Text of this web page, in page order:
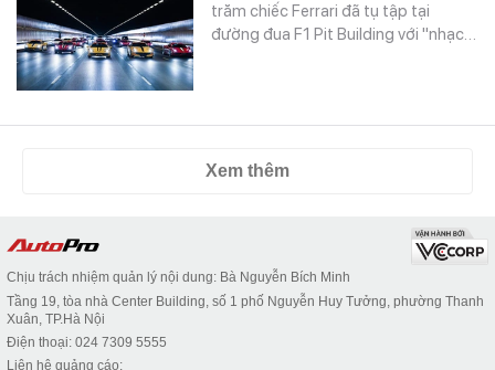
trăm chiếc Ferrari đã tụ tập tại
đường đua F1 Pit Building với "nhạc…
Xem thêm
Chịu trách nhiệm quản lý nội dung: Bà Nguyễn Bích Minh
Tầng 19, tòa nhà Center Building, số 1 phố Nguyễn Huy Tưởng, phường Thanh
Xuân, TP.Hà Nội
Điện thoại: 024 7309 5555
Liên hệ quảng cáo: